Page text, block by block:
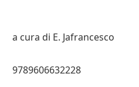
a cura di E. Jafrancesco
9789606632228